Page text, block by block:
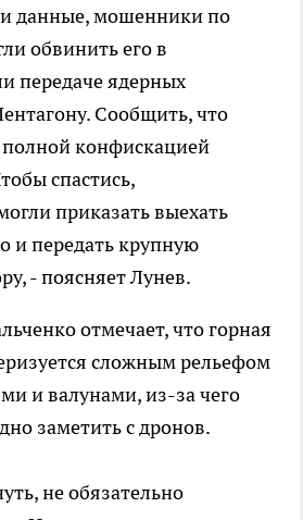
данные, мошенники по
обвинить его в
передаче ядерных
Сообщить, что
полной конфискацией
спастись,
приказать выехать
и передать крупную
- поясняет Лунев.
отмечает, что горная
сложным рельефом
и валунами, из-за чего
заметить с дронов.
не обязательно